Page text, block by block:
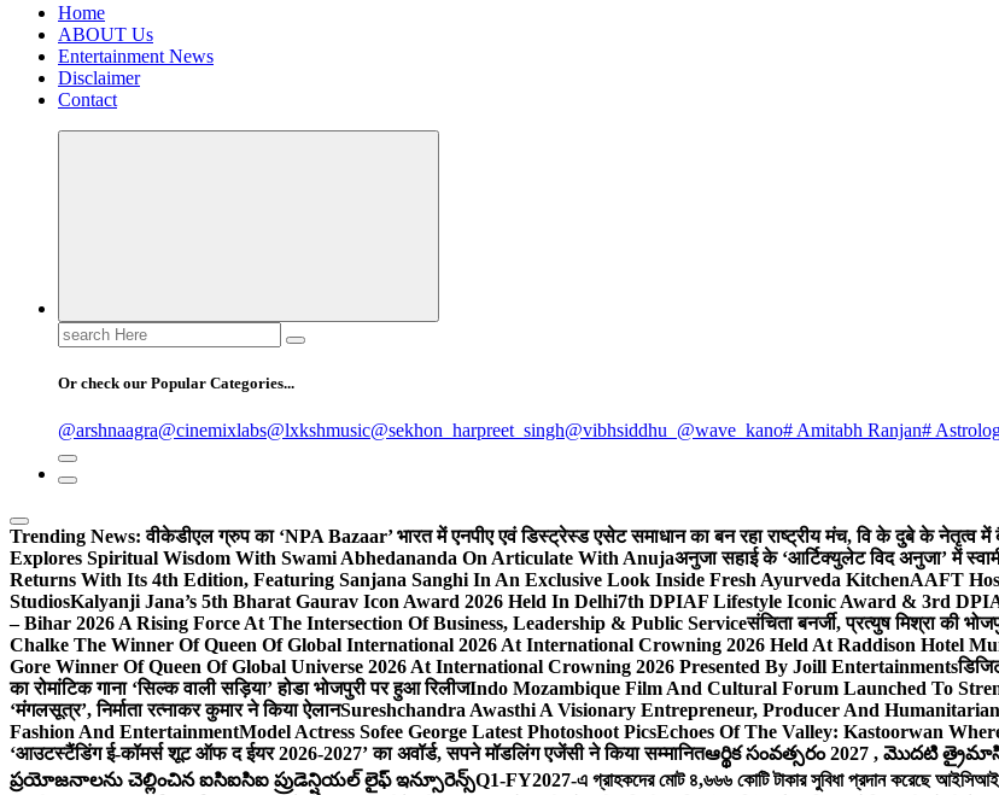
Home
ABOUT Us
Entertainment News
Disclaimer
Contact
Search
for:
Or check our Popular Categories...
@arshnaagra@cinemixlabs@lxkshmusic@sekhon_harpreet_singh@vibhsiddhu_ @wave_kano# Amitabh Ranjan#
Trending News: वीकेडीएल ग्रुप का ‘NPA Bazaar’ भारत में एनपीए एवं डिस्ट्रेस्ड एसेट समाधान का बन रहा राष्ट्रीय मंच, वि के दुबे के नेतृत्व
Explores Spiritual Wisdom With Swami Abhedananda On Articulate With Anujaअनुजा सहाई के ‘आर्टिक्युलेट विद अनुजा’ में
Returns With Its 4th Edition, Featuring Sanjana Sanghi In An Exclusive Look Inside Fresh Ayurveda KitchenAAFT
StudiosKalyanji Jana’s 5th Bharat Gaurav Icon Award 2026 Held In Delhi7th DPIAF Lifestyle Iconic Award & 3rd
– Bihar 2026 A Rising Force At The Intersection Of Business, Leadership & Public Serviceसंचिता बनर्जी, प्रत्युष मिश्रा की
Chalke The Winner Of Queen Of Global International 2026 At International Crowning 2026 Held At Raddison Hotel
Gore Winner Of Queen Of Global Universe 2026 At International Crowning 2026 Presented By Joill Entertainments
का रोमांटिक गाना ‘सिल्क वाली सड़िया’ होडा भोजपुरी पर हुआ रिलीजIndo Mozambique Film And Cultural Forum Launched To
‘मंगलसूत्र’, निर्माता रत्नाकर कुमार ने किया ऐलानSureshchandra Awasthi A Visionary Entrepreneur, Producer And Humanitarian
Fashion And EntertainmentModel Actress Sofee George Latest Photoshoot PicsEchoes Of The Valley: Kastoorwan
‘आउटस्टैंडिंग ई-कॉमर्स शूट ऑफ द ईयर 2026-2027’ का अवॉर्ड, सपने मॉडलिंग एजेंसी ने किया सम्मानितఆర్థిక సంవత్సరం 2027 , మొదటి
ప్రయోజనాలను చెల్లించిన ఐసిఐసిఐ ప్రుడెన్షియల్ లైఫ్ ఇన్సూరెన్స్Q1-FY2027-এ গ্রাহকদের মোট ৪,৬৬৬ কোটি টাকার সুবিধা প্রদান করেছে